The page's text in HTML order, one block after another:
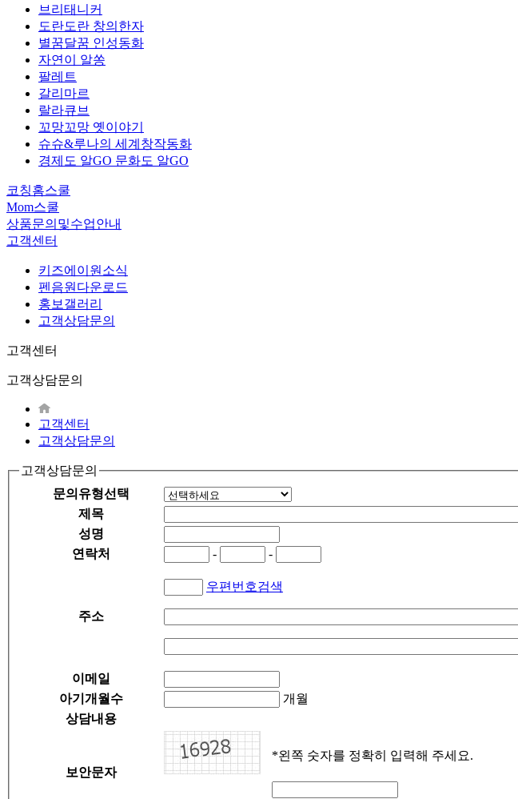
브리태니커
도란도란 창의한자
별꿈달꿈 인성동화
자연이 알쏭
팔레트
갈리마르
랄라큐브
꼬망꼬망 옛이야기
슈슈&루나의 세계창작동화
경제도 알GO 문화도 알GO
코칭홈스쿨
Mom스쿨
상품문의및수업안내
고객센터
키즈에이원소식
펜음원다운로드
홍보갤러리
고객상담문의
고객센터
고객상담문의
고객센터
고객상담문의
고객상담문의
문의유형선택
제목
성명
연락처
- -
주소
우편번호검색
이메일
아기개월수
개월
상담내용
보안문자
*왼쪽 숫자를 정확히 입력해 주세요.